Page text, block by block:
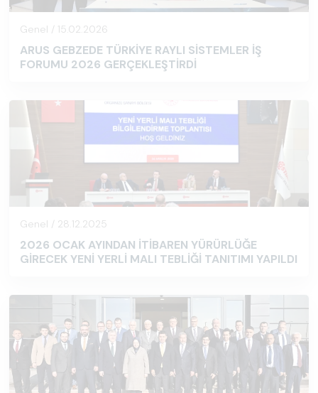
Genel / 15.02.2026
ARUS GEBZEDE TÜRKİYE RAYLI SİSTEMLER İŞ
FORUMU 2026 GERÇEKLEŞTİRDİ
Genel / 28.12.2025
2026 OCAK AYINDAN İTİBAREN YÜRÜRLÜĞE
GİRECEK YENİ YERLİ MALI TEBLİĞİ TANITIMI YAPILDI